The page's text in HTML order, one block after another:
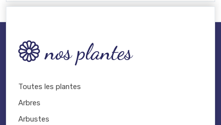
nos plantes
Toutes les plantes
Arbres
Arbustes